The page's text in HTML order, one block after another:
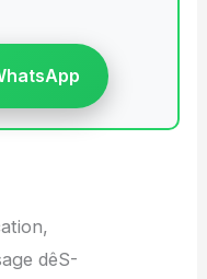
dêS-